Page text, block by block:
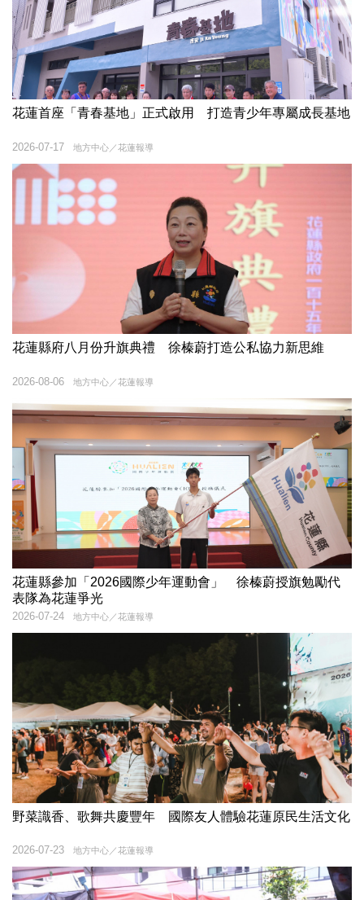
花蓮首座「青春基地」正式啟用 打造青少年專屬成長基地
地方中心／花蓮報導
2026-07-17
花蓮縣府八月份升旗典禮 徐榛蔚打造公私協力新思維
地方中心／花蓮報導
2026-08-06
花蓮縣參加「2026國際少年運動會」 徐榛蔚授旗勉勵代
表隊為花蓮爭光
地方中心／花蓮報導
2026-07-24
野菜識香、歌舞共慶豐年 國際友人體驗花蓮原民生活文化
地方中心／花蓮報導
2026-07-23